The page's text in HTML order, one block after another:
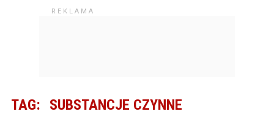
TAG: SUBSTANCJE CZYNNE